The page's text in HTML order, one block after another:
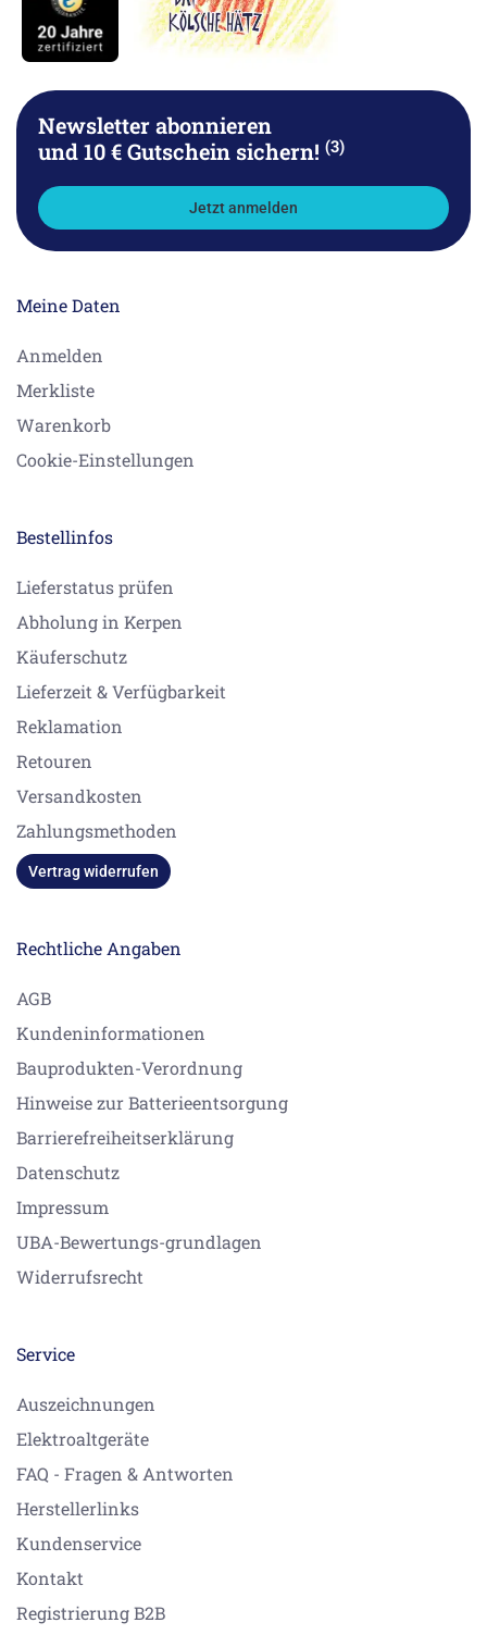
Newsletter abonnieren
und 10 € Gutschein sichern! (3)
Jetzt anmelden
Meine Daten
Anmelden
Merkliste
Warenkorb
Cookie-Einstellungen
Bestellinfos
Lieferstatus prüfen
Abholung in Kerpen
Käuferschutz
Lieferzeit & Verfügbarkeit
Reklamation
Retouren
Versandkosten
Zahlungsmethoden
Vertrag widerrufen
Rechtliche Angaben
AGB
Kundeninformationen
Bauprodukten-Verordnung
Hinweise zur Batterieentsorgung
Barrierefreiheitserklärung
Datenschutz
Impressum
UBA-Bewertungs-grundlagen
Widerrufsrecht
Service
Auszeichnungen
Elektroaltgeräte
FAQ - Fragen & Antworten
Herstellerlinks
Kundenservice
Kontakt
Registrierung B2B